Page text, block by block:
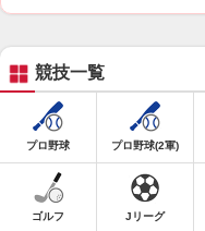
競技一覧
プロ野球 プロ野球(2軍)
ゴルフ Jリーグ